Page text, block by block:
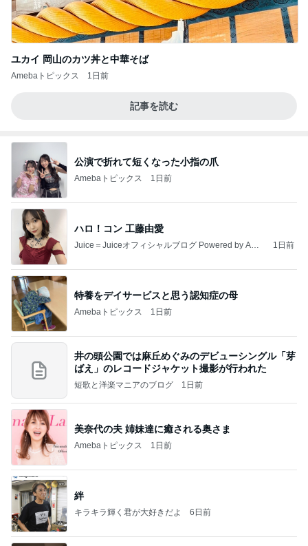
ユカイ 岡山のカツ丼と中華そば
Amebaトピックス 1日前
記事を読む
公演で折れて短くなった小指の爪
Amebaトピックス 1日前
ハロ！コン 工藤由愛
Juice＝Juiceオフィシャルブログ Powered by Ame
1日前
特養をデイサービスと思う認知症の母
Amebaトピックス 1日前
井の頭公園では麻丘めぐみのデビューシングル「芽
ばえ」のレコードジャケット撮影が行われた
短歌と洋楽マニアのブログ 1日前
美奈代の夫 姉妹達に癒される奥さま
Amebaトピックス 1日前
絆
キラキラ輝く君が大好きだよ 6日前